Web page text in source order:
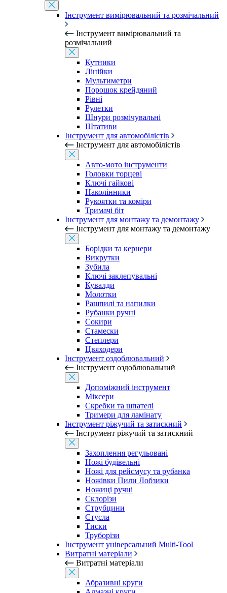
Інструмент вимірювальний та розмічальний
Інструмент вимірювальний та
розмічальний
Кутники
Лінійки
Мультиметри
Порошок крейдяний
Рівні
Рулетки
Шнури розмічувальні
Штативи
Інструмент для автомобілістів
Інструмент для автомобілістів
Авто-мото інструменти
Головки торцеві
Ключі гайкові
Наколінники
Рукоятки та коміри
Тримачі біт
Інструмент для монтажу та демонтажу
Інструмент для монтажу та демонтажу
Борідки та кернери
Викрутки
Зубила
Ключі заклепувальні
Кувалди
Молотки
Рашпилі та напилки
Рубанки ручні
Сокири
Стамески
Степлери
Цвяходери
Інструмент оздоблювальний
Інструмент оздоблювальний
Допоміжний інструмент
Міксери
Скребки та шпателі
Тримери для ламінату
Інструмент ріжучий та затискний
Інструмент ріжучий та затискний
Захоплення регульовані
Ножі будівельні
Ножі для рейсмусу та рубанка
Ножівки Пили Лобзики
Ножиці ручні
Склорізи
Струбцини
Стусла
Тиски
Труборізи
Інструмент універсальний Multi-Tool
Витратні матеріали
Витратні матеріали
Абразивні круги